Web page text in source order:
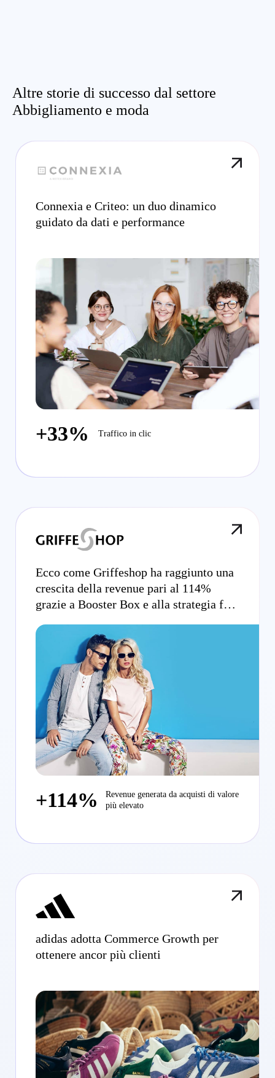
Altre storie di successo dal settore
Abbigliamento e moda
Connexia e Criteo: un duo dinamico
guidato da dati e performance
+33% Traffico in clic
Ecco come Griffeshop ha raggiunto una
crescita della revenue pari al 114%
grazie a Booster Box e alla strategia full
+114%
Revenue generata da acquisti di valore
più elevato
adidas adotta Commerce Growth per
ottenere ancor più clienti